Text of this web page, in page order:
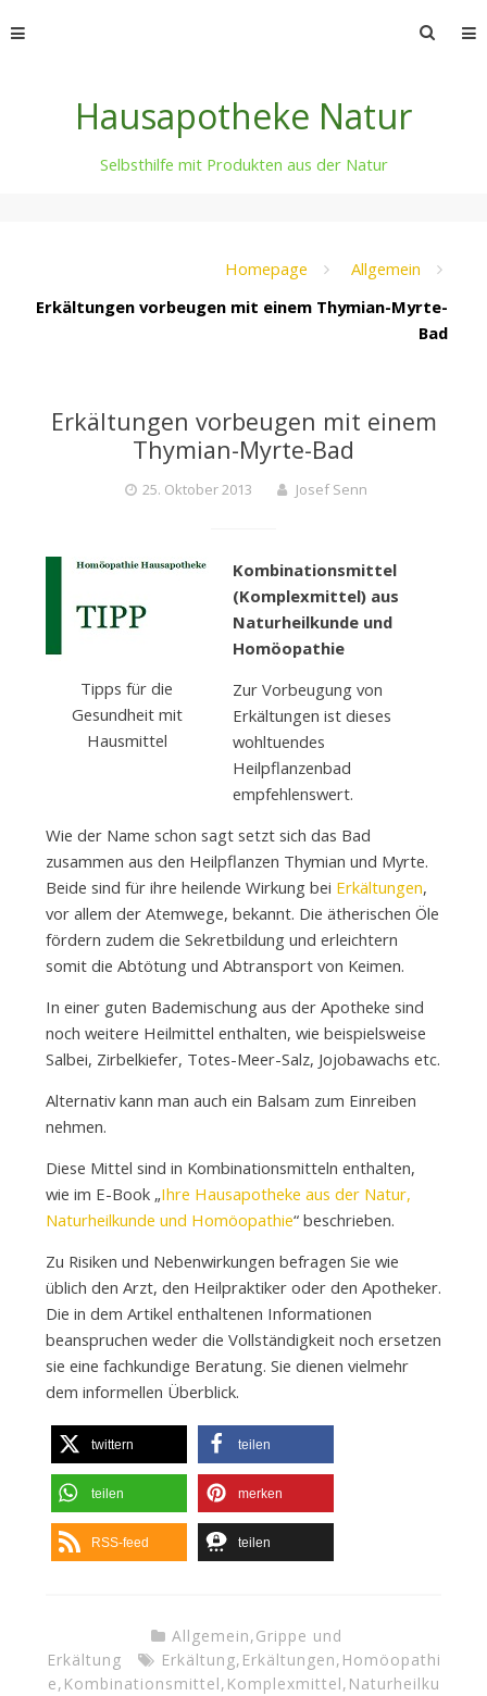
to
Hausapotheke Natur
Selbsthilfe mit Produkten aus der Natur
Homepage
Allgemein
Erkältungen vorbeugen mit einem Thymian-Myrte-
Bad
Erkältungen vorbeugen mit einem
Thymian-Myrte-Bad
25. Oktober 2013 Josef Senn
Tipps für die
Gesundheit mit
Hausmittel
Kombinationsmittel
(Komplexmittel) aus
Naturheilkunde und
Homöopathie
Zur Vorbeugung von
Erkältungen ist dieses
wohltuendes
Heilpflanzenbad
empfehlenswert.
Wie der Name schon sagt setzt sich das Bad
zusammen aus den Heilpflanzen Thymian und Myrte.
Beide sind für ihre heilende Wirkung bei Erkältungen,
vor allem der Atemwege, bekannt. Die ätherischen Öle
fördern zudem die Sekretbildung und erleichtern
somit die Abtötung und Abtransport von Keimen.
In einer guten Bademischung aus der Apotheke sind
noch weitere Heilmittel enthalten, wie beispielsweise
Salbei, Zirbelkiefer, Totes-Meer-Salz, Jojobawachs etc.
Alternativ kann man auch ein Balsam zum Einreiben
nehmen.
Diese Mittel sind in Kombinationsmitteln enthalten,
wie im E-Book „Ihre Hausapotheke aus der Natur,
Naturheilkunde und Homöopathie“ beschrieben.
Zu Risiken und Nebenwirkungen befragen Sie wie
üblich den Arzt, den Heilpraktiker oder den Apotheker.
Die in dem Artikel enthaltenen Informationen
beanspruchen weder die Vollständigkeit noch ersetzen
sie eine fachkundige Beratung. Sie dienen vielmehr
dem informellen Überblick.
twittern teilen
teilen merken
RSS-feed teilen
Allgemein,Grippe und
Erkältung
Erkältung, Erkältungen, Homöopathi
e, Kombinationsmittel, Komplexmittel, Naturheilku